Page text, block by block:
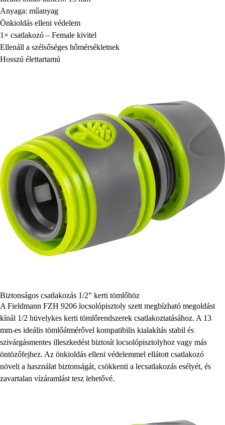
Anyaga: műanyag
Önkioldás elleni védelem
1× csatlakozó – Female kivitel
Ellenáll a szélsőséges hőmérsékletnek
Hosszú élettartamú
Biztonságos csatlakozás 1/2” kerti tömlőhöz
A Fieldmann FZH 9206 locsolópisztoly szett megbízható megoldást
kínál 1/2 hüvelykes kerti tömlőrendszerek csatlakoztatásához. A 13
mm-es ideális tömlőátmérővel kompatibilis kialakítás stabil és
szivárgásmentes illeszkedést biztosít locsolópisztolyhoz vagy más
öntözőfejhez. Az önkioldás elleni védelemmel ellátott csatlakozó
növeli a használat biztonságát, csökkenti a lecsatlakozás esélyét, és
zavartalan vízáramlást tesz lehetővé.